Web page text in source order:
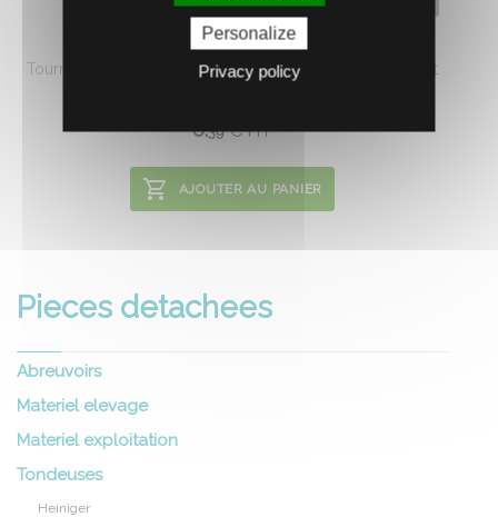
TOURNEVIS SSS-804047
Tournevis à 2 lames pour les vis de peigne. Complément
6.39 €HT
AJOUTER AU PANIER
Pieces detachees
Abreuvoirs
Materiel elevage
Materiel exploitation
Tondeuses
Heiniger
Personalize
Privacy policy